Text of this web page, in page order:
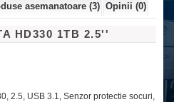
asemanatoare (3) Opinii (0)
HD330 1TB 2.5''
2.5, USB 3.1, Senzor protectie socuri,